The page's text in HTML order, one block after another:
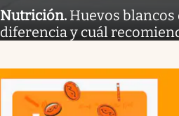
Nutrición. Huevos
diferencia y cuál